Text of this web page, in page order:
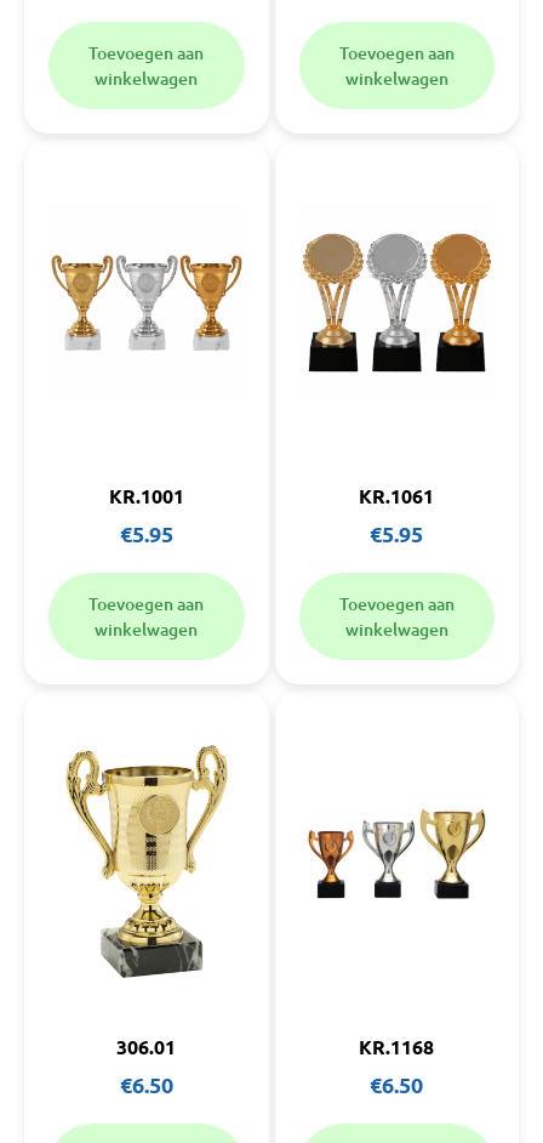
Toevoegen aan
winkelwagen
Toevoegen aan
winkelwagen
KR.1001
€5.95
Toevoegen aan
winkelwagen
KR.1061
€5.95
Toevoegen aan
winkelwagen
306.01
€6.50
KR.1168
€6.50